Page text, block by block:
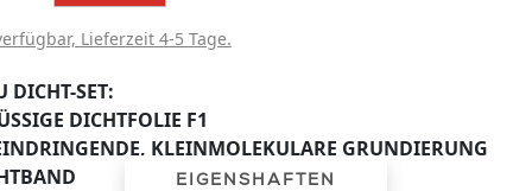
Lieferzeit 4-5 Tage.
SET:
DICHTFOLIE F1
KLEINMOLEKULARE GRUNDIERUNG
EIGENSHAFTEN